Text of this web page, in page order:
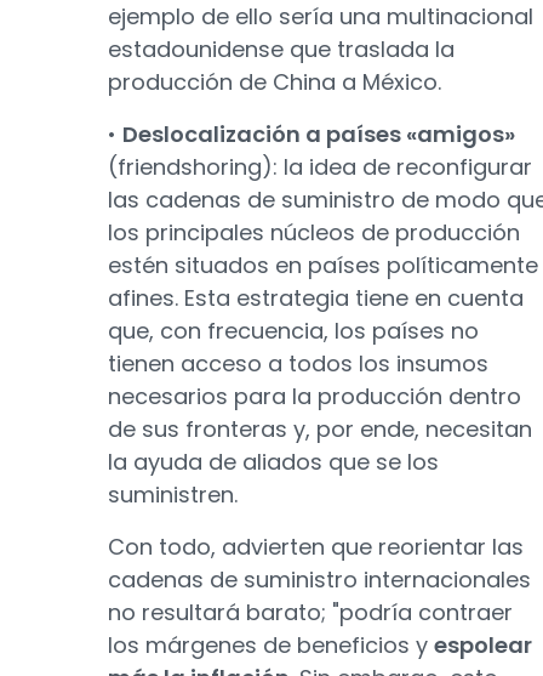
ejemplo de ello sería una multinacional
estadounidense que traslada la
producción de China a México.
• Deslocalización a países «amigos»
(friendshoring): la idea de reconfigurar
las cadenas de suministro de modo
los principales núcleos de producción
estén situados en países políticamente
afines. Esta estrategia tiene en cuenta
que, con frecuencia, los países no
tienen acceso a todos los insumos
necesarios para la producción dentro
de sus fronteras y, por ende, necesitan
la ayuda de aliados que se los
suministren.
Con todo, advierten que reorientar las
cadenas de suministro internacionales
no resultará barato; "podría contraer
los márgenes de beneficios y espolear